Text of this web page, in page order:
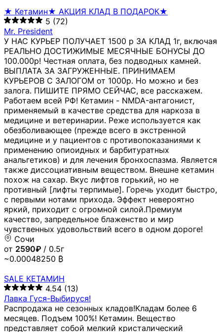
★ Кетамин★ АКЦИЯ КЛАД В ПОДАРОК★
5 (72)
Mr. President
У НАС КУРЬЕР ПОЛУЧАЕТ 1500 р ЗА КЛАД 1г, включая
РЕАЛЬНО ДОСТИЖИМЫЕ МЕСЯЧНЫЕ БОНУСЫ ДО
100.000р! Честная оплата, без подводных камней.
ВЫПЛАТА ЗА ЗАГРУЖЕННЫЕ. ПРИНИМАЕМ
КУРЬЕРОВ С ЗАЛОГОМ от 1000р. Но можно и без
залога. ПИШИТЕ ПРЯМО СЕЙЧАС, все расскажем.
Работаем всей РФ! Кетамин - NMDA-антагонист,
применяемый в качестве средства для наркоза в
медицине и ветеринарии. Реже используется как
обезболивающее (прежде всего в экстренной
медицине и у пациентов с противопоказаниями к
применению опиоидных и барбитуратных
анальгетиков) и для лечения бронхоспазма. Является
также диссоциативным веществом. Внешне кетамин
похож на сахар. Вкус лифтов горький, но не
противный [лифты терпимые]. Горечь уходит быстро,
с первыми нотами прихода. Эффект невероятно
яркий, приходит с огромной силой.Премиум
качество, запредельное блаженство и мир
чувственных удовольствий всего в одном дороге!
Сочи
от 2590₽ / 0.5г
~0.00048250 ₿
SALE КЕТАМИН
4.54 (13)
Лавка Гуся-Выбируся!
Распродажа не сезонных кладов!Кладам более 6
месяцев. Подъем 100%! Кетамин. Вещество
представляет собой мелкий кристалический